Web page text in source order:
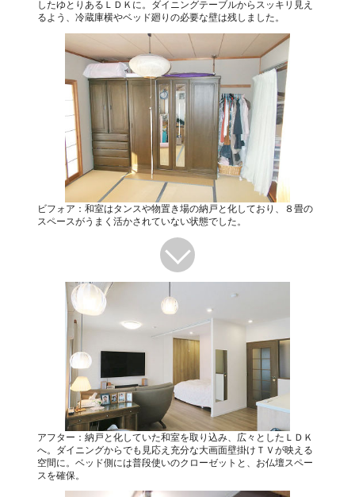
したゆとりあるＬＤＫに。ダイニングテーブルからスッキリ見え
るよう、冷蔵庫横やベッド廻りの必要な壁は残しました。
ビフォア：和室はタンスや物置き場の納戸と化しており、８畳の
スペースがうまく活かされていない状態でした。
アフター：納戸と化していた和室を取り込み、広々としたＬＤＫ
へ。ダイニングからでも見応え充分な大画面壁掛けＴＶが映える
空間に。ベッド側には普段使いのクローゼットと、お仏壇スペー
スを確保。